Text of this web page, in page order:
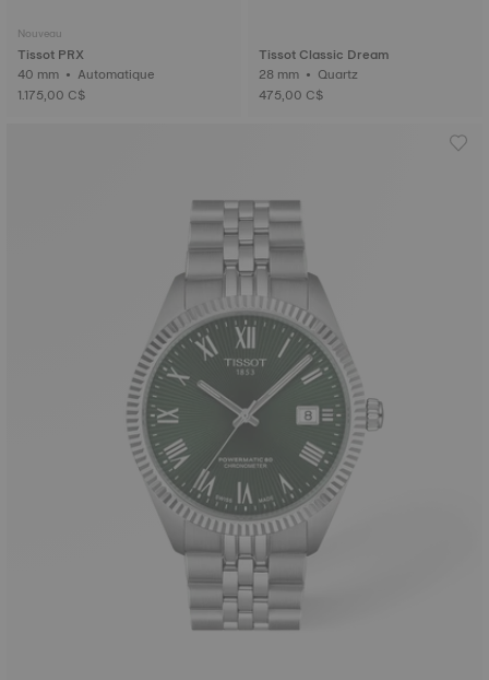
Nouveau
Tissot PRX
40 mm • Automatique
1.175,00 C$
Tissot Classic Dream
28 mm • Quartz
475,00 C$